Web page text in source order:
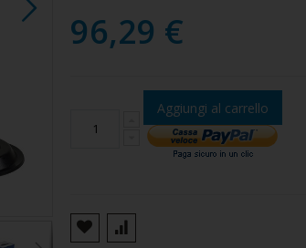
96,29 €
Aggiungi al carrello